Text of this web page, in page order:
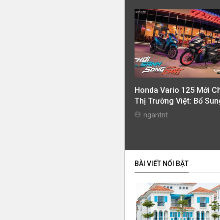
Honda Vario 125 Mới
Thị Trường Việt: Bổ
Phiên Bản Street, Giá Từ
ngantnt
BÀI VIẾT NỔI BẬT